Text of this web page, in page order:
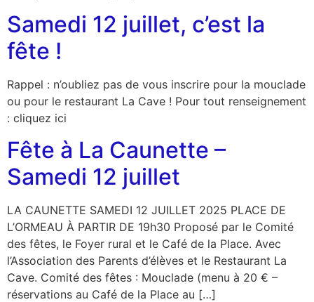
Samedi 12 juillet, c’est la
fête !
Rappel : n’oubliez pas de vous inscrire pour la mouclade
ou pour le restaurant La Cave ! Pour tout renseignement
: cliquez ici
Fête à La Caunette –
Samedi 12 juillet
LA CAUNETTE SAMEDI 12 JUILLET 2025 PLACE DE
L’ORMEAU À PARTIR DE 19h30 Proposé par le Comité
des fêtes, le Foyer rural et le Café de la Place. Avec
l’Association des Parents d’élèves et le Restaurant La
Cave. Comité des fêtes : Mouclade (menu à 20 € –
réservations au Café de la Place au […]